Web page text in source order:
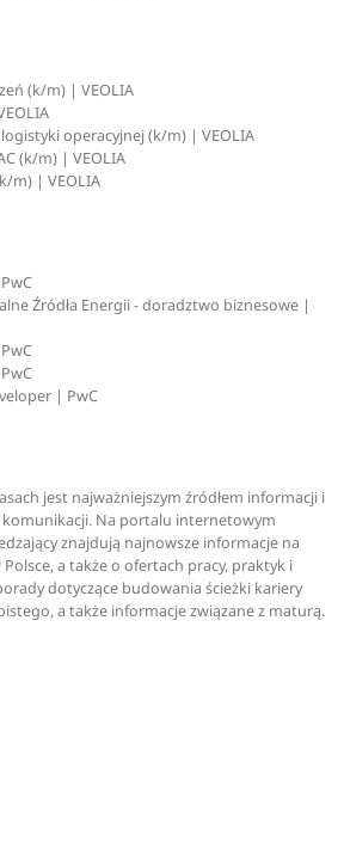
(k/m) | VEOLIA
operacyjnej (k/m) | VEOLIA
(k/m) | VEOLIA
m) | VEOLIA
Źródła Energii - doradztwo biznesowe |
| PwC
jest najważniejszym źródłem informacji i
Na portalu internetowym
znajdują najnowsze informacje na
a także o ofertach pracy, praktyk i
dotyczące budowania ścieżki kariery
a także informacje związane z maturą.